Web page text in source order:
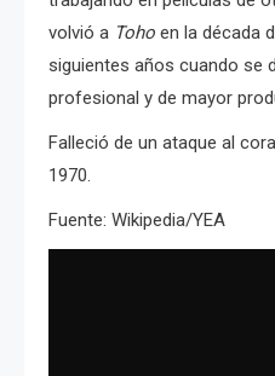
volvió a Toho en la década
siguientes años cuando se
profesional y de mayor
Falleció de un ataque al
1970.
Fuente: Wikipedia/YEA